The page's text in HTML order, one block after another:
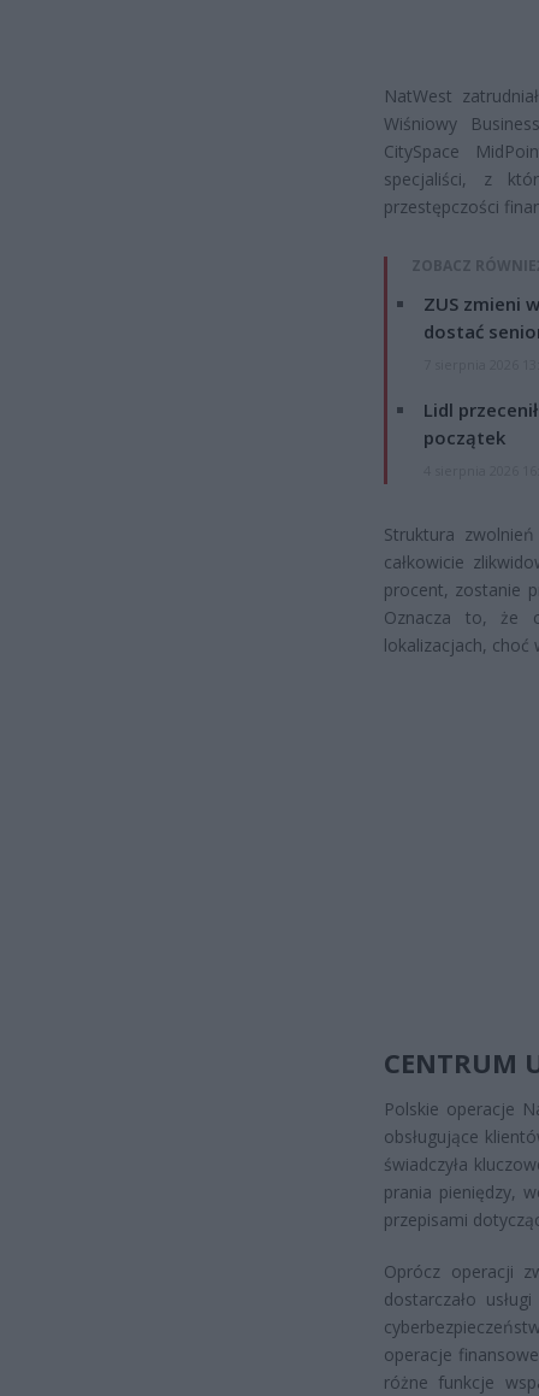
NatWest
Wiśniowy
CitySpace
specjaliści, z
przestępczości
ZOBACZ
ZUS zmieni
dostać
Lidl
początek
Struktura
całkowicie
procent, zostanie
Oznacza to, że
lokalizacjach, choć
CENTRUM
Polskie operacje
obsługujące
świadczyła
prania pieniędzy,
przepisami
Oprócz operacji
dostarczało
operacje
różne funkcje